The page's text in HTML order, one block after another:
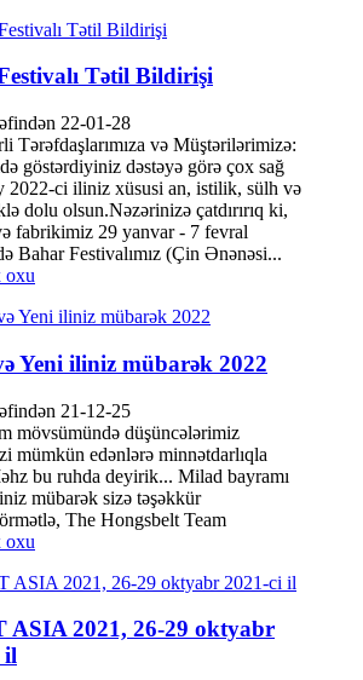
Tətil Bildirişi
22-01-28
Tərəfdaşlarımıza və Müştərilərimizə:
göstərdiyiniz dəstəyə görə çox sağ
2022-ci iliniz xüsusi an, istilik, sülh və
dolu olsun.Nəzərinizə çatdırırıq ki,
fabrikimiz 29 yanvar - 7 fevral
Bahar Festivalımız (Çin Ənənəsi...
oxu
Yeni iliniz mübarək 2022
21-12-25
mövsümündə düşüncələrimiz
mümkün edənlərə minnətdarlıqla
bu ruhda deyirik... Milad bayramı
mübarək sizə təşəkkür
The Hongsbelt Team
oxu
ASIA 2021, 26-29 oktyabr
il